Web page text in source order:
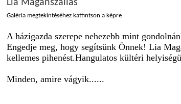
Lia Magánszállás
Galéria megtekintéséhez kattintson a képre
A házigazda szerepe nehezebb mint
Engedje meg, hogy segítsünk Önnek! Lia
kellemes pihenést.Hangulatos kültéri
Minden, amire vágyik......